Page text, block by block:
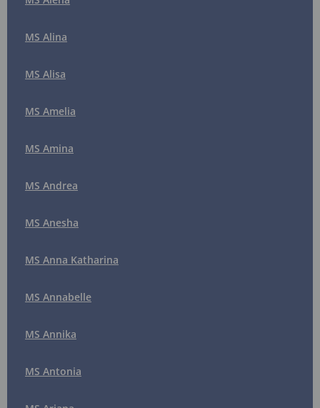
MS Alina
MS Alisa
MS Amelia
MS Amina
MS Andrea
MS Anesha
MS Anna Katharina
MS Annabelle
MS Annika
MS Antonia